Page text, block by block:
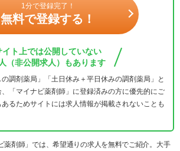
1分で登録完了！
無料で登録する！
イト上では公開していない
（非公開求人）もあります
の調剤薬局」「土日休み＋平日休みの調剤薬局」と
「マイナビ薬剤師」に登録済みの方に優先的にご
るためサイトには求人情報が掲載されないことも
薬剤師」では、希望通りの求人を無料でご紹介。大手